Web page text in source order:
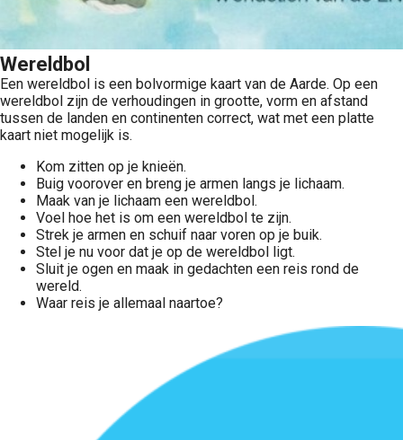
Wereldbol
Een wereldbol is een bolvormige kaart van de Aarde. Op een
wereldbol zijn de verhoudingen in grootte, vorm en afstand
tussen de landen en continenten correct, wat met een platte
kaart niet mogelijk is.
Kom zitten op je knieën.
Buig voorover en breng je armen langs je lichaam.
Maak van je lichaam een wereldbol.
Voel hoe het is om een wereldbol te zijn.
Strek je armen en schuif naar voren op je buik.
Stel je nu voor dat je op de wereldbol ligt.
Sluit je ogen en maak in gedachten een reis rond de
wereld.
Waar reis je allemaal naartoe?